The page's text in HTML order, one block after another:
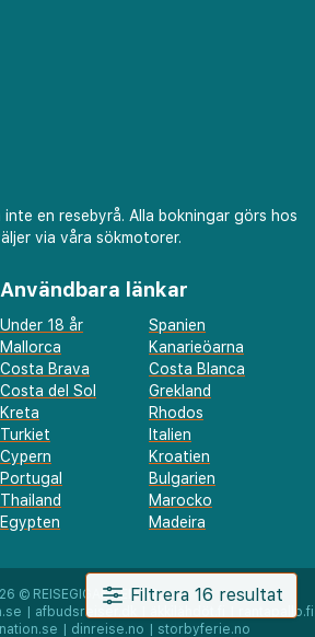
Filtrera 16 resultat
en resebyrå. Alla bokningar görs hos
via våra sökmotorer.
Användbara länkar
Under 18 år
Spanien
Mallorca
Kanarieöarna
Costa Brava
Costa Blanca
Costa del Sol
Grekland
Kreta
Rhodos
Turkiet
Italien
Cypern
Kroatien
Portugal
Bulgarien
Thailand
Marocko
Egypten
Madeira
© REISEGIGANTEN AS
| afbudsrejser.dk
rantapallo.fi
| dinreise.no | storbyferie.no